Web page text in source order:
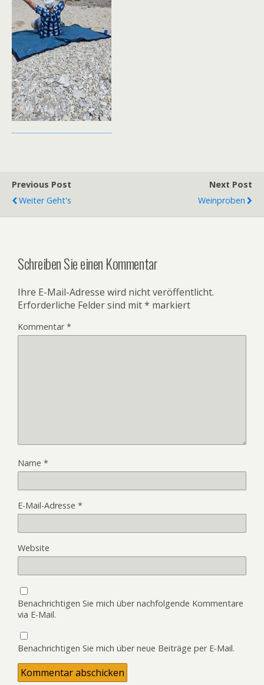
Previous Post
Weiter Geht's
Next Post
Weinproben
Schreiben Sie einen Kommentar
Ihre E-Mail-Adresse wird nicht veröffentlicht.
Erforderliche Felder sind mit* markiert
Kommentar*
Name *
E-Mail-Adresse *
Website
Benachrichtigen Sie mich über nachfolgende Kommentare
via E-Mail.
Benachrichtigen Sie mich über neue Beiträge per E-Mail.